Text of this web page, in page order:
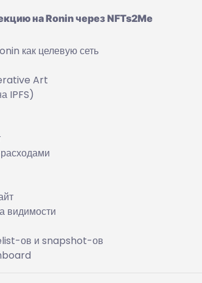
на Ronin через NFTs2Me
как целевую сеть
Art
IPFS)
видимости
ов и snapshot-ов